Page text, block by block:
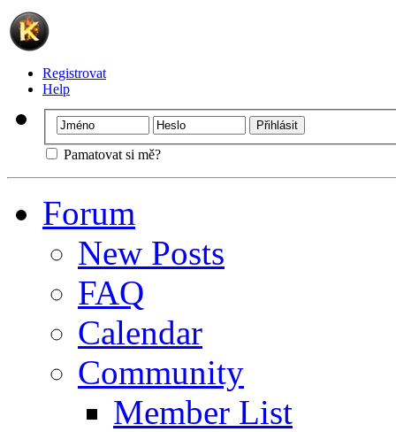
Registrovat
Help
Pamatovat si mě?
Forum
New Posts
FAQ
Calendar
Community
Member List